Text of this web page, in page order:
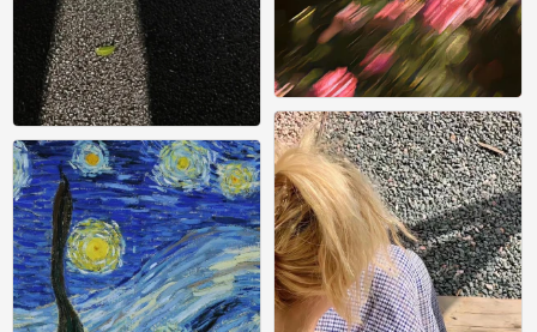
壁纸
0
壁纸
0